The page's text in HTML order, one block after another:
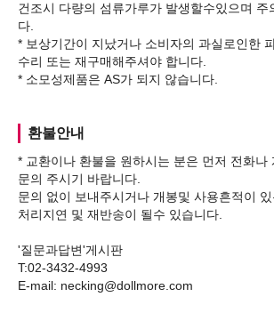
건조시 다량의 섬류가루가 발생할수있으며 주
다.
* 보상기간이 지났거나 소비자의 과실로인한
수리 또는 재구매해주셔야 합니다.
환불안내
* 교환이나 환불을 원하시는 분은 먼저 전화나
문의 주시기 바랍니다.
문의 없이 보내주시거나 개봉및 사용흔적이
처리지연 및 재반송이 될수 있습니다.
'질문과답변'게시판
T:02-3432-4993
E-mail: necking@dollmore.com